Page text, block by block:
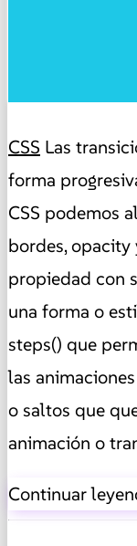
CSS Las
forma
CSS podemos
bordes,
propiedad con
una forma o
steps() que
las
o saltos que
animación o
Continuar